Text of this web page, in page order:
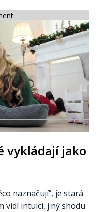
vykládají jako
naznačují“, je stará
vidí intuici, jiný shodu